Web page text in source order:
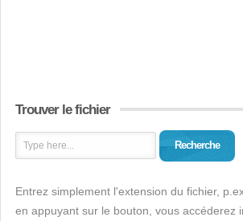
Trouver le fichier
Recherche
Entrez simplement l'extension du fichier,
en appuyant sur le bouton, vous accéderez